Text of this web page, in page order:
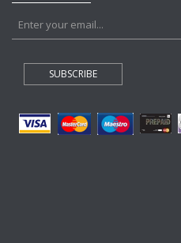
SUBSCRIBE